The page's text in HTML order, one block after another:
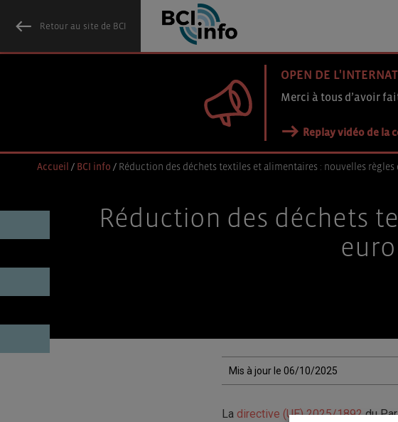
Retour au site de BCI
OPEN DE
Merci à tous d’avoir
Replay vidéo de la
Accueil / BCI info / Réduction des déchets textiles et alimentaires : nouvelles règles
Réduction des déchets
Mis à jour le 06/10/2025
La directive (UE) 2025/1892du